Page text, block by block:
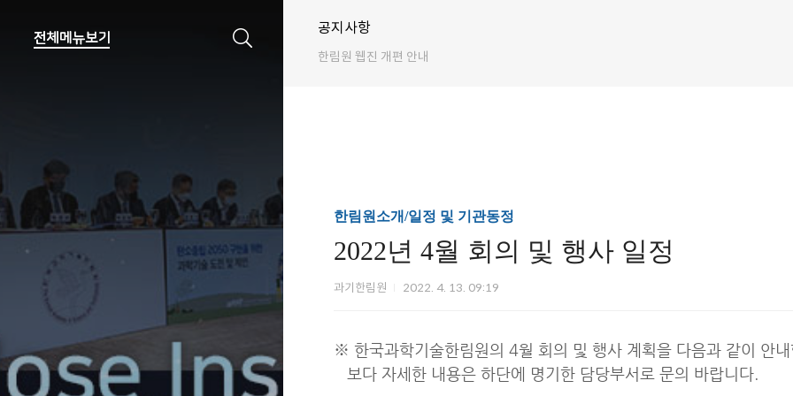
공지사항
한림원 웹진 개편 안내
한림원소개/일정 및 기관동정
2022년 4월 회의 및 행사 일정
과기한림원 2022. 4. 13. 09:19
※ 한국과학기술한림원의 4월 회의 및 행사 계획을 다음과 같이 안
보다 자세한 내용은 하단에 명기한 담당부서로 문의 바랍니다.